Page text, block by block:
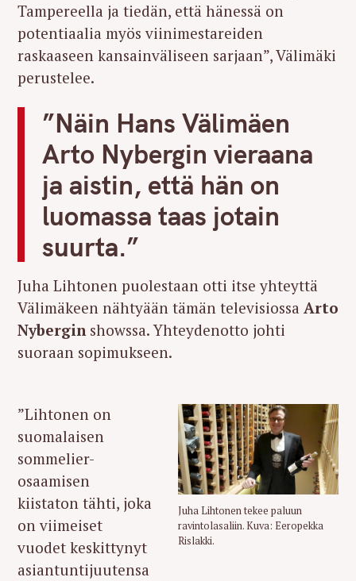
Tampereella ja tiedän, että hänessä on
potentiaalia myös viinimestareiden
raskaaseen kansainväliseen sarjaan”, Välimäki
perustelee.
”Näin Hans Välimäen
Arto Nybergin vieraana
ja aistin, että hän on
luomassa taas jotain
suurta.”
Juha Lihtonen puolestaan otti itse yhteyttä
Välimäkeen nähtyään tämän televisiossa Arto
Nybergin showssa. Yhteydenotto johti
suoraan sopimukseen.
Juha Lihtonen tekee paluun
ravintolasaliin. Kuva: Eeropekka
Rislakki.
”Lihtonen on
suomalaisen
sommelier-
osaamisen
kiistaton tähti, joka
on viimeiset
vuodet keskittynyt
asiantuntijuutensa